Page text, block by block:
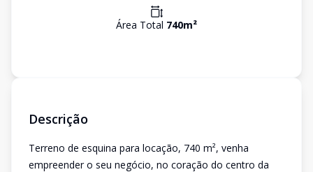
Área Total 740m²
Descrição
Terreno de esquina para locação, 740 m², venha
empreender o seu negócio, no coração do centro da